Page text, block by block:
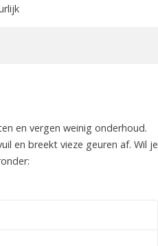
en vergen weinig onderhoud.
en breekt vieze geuren af. Wil je